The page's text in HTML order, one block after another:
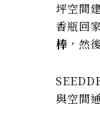
坪空間
香瓶回
棒 ，然
與空間